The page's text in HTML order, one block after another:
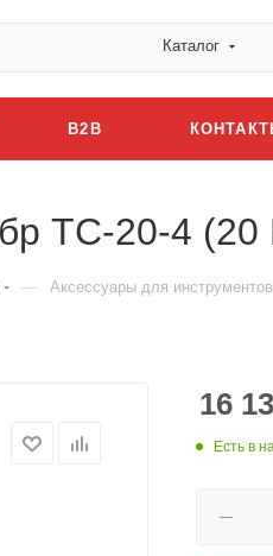
Каталог
B2B
TC-20-4 (20
— Аксессуары для инструментов
16
Есть в